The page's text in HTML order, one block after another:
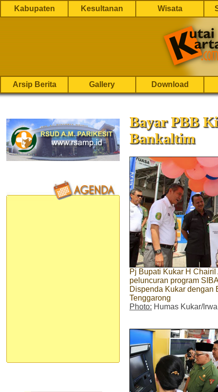
Kabupaten Kesultanan Wisata
Arsip Berita Gallery Download
Bayar PBB
Bankaltim
Pj Bupati Kukar H
peluncuran program
Dispenda Kukar dengan
Tenggarong
Photo: Humas Kukar/